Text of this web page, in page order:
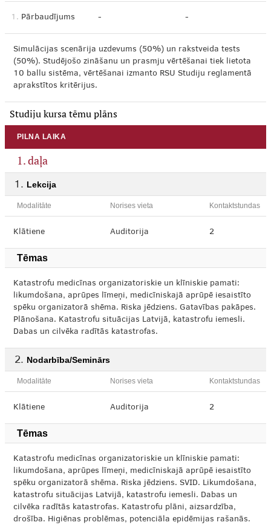
1. Pārbaudījums - -
Simulācijas scenārija uzdevums (50%) un rakstveida tests
(50%). Studējošo zināšanu un prasmju vērtēšanai tiek lietota
10 ballu sistēma, vērtēšanai izmanto RSU Studiju reglamentā
aprakstītos kritērijus.
Studiju kursa tēmu plāns
PILNA LAIKA
1. daļa
Lekcija
Modalitāte Norises vieta Kontaktstundas
Klātiene Auditorija 2
Tēmas
Katastrofu medicīnas organizatoriskie un klīniskie pamati:
likumdošana, aprūpes līmeņi, medicīniskajā aprūpē iesaistīto
spēku organizatorā shēma. Riska jēdziens. Gatavības pakāpes.
Plānošana. Katastrofu situācijas Latvijā, katastrofu iemesli.
Dabas un cilvēka radītās katastrofas.
Nodarbība/Seminārs
Modalitāte Norises vieta Kontaktstundas
Klātiene Auditorija 2
Tēmas
Katastrofu medicīnas organizatoriskie un klīniskie pamati:
likumdošana, aprūpes līmeņi, medicīniskajā aprūpē iesaistīto
spēku organizatorā shēma. Riska jēdziens. SVID. Likumdošana,
katastrofu situācijas Latvijā, katastrofu iemesli. Dabas un
cilvēka radītās katastrofas. Katastrofu plāni, aizsardzība,
drošība. Higiēnas problēmas, potenciāla epidēmijas rašanās.